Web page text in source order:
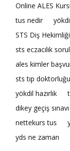
Online ALES
tus nedir
STS Diş Hekimliği
sts eczacılık
ales kimler
sts tıp doktorluğu
yökdil hazırlık
dikey geçiş sınavı
nettekurs tus
yds ne zaman